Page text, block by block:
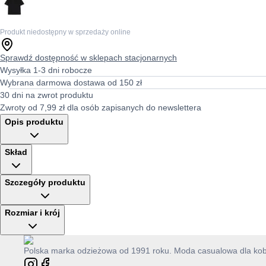
Produkt niedostępny w sprzedaży online
Sprawdź dostępność w sklepach stacjonarnych
Wysyłka 1-3 dni robocze
Wybrana darmowa dostawa od 150 zł
30 dni na zwrot produktu
Zwroty od 7,99 zł dla osób zapisanych do newslettera
Opis produktu
Skład
Szczegóły produktu
Rozmiar i krój
Polska marka odzieżowa od 1991 roku. Moda casualowa dla